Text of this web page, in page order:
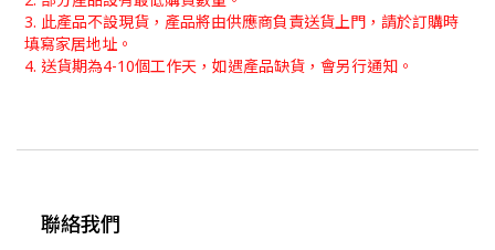
3. 此產品不設現貨，產品將由供應商負責送貨上門 ， 請於訂購時
填寫家居地址。
4. 送貨期為4-10個工作天，如遇產品缺貨，會另行通知。
聯絡我們